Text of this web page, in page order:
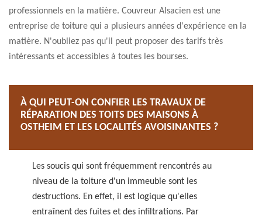
professionnels en la matière. Couvreur Alsacien est une
entreprise de toiture qui a plusieurs années d'expérience en la
matière. N'oubliez pas qu'il peut proposer des tarifs très
intéressants et accessibles à toutes les bourses.
À QUI PEUT-ON CONFIER LES TRAVAUX DE
RÉPARATION DES TOITS DES MAISONS À
OSTHEIM ET LES LOCALITÉS AVOISINANTES ?
Les soucis qui sont fréquemment rencontrés au
niveau de la toiture d'un immeuble sont les
destructions. En effet, il est logique qu'elles
entraînent des fuites et des infiltrations. Par